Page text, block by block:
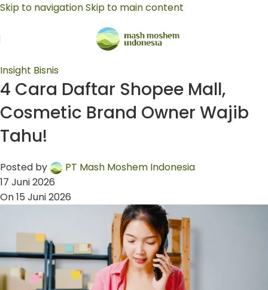
Skip to navigationSkip to main content
Insight Bisnis
4 Cara Daftar Shopee Mall,
Cosmetic Brand Owner Wajib
Tahu!
Posted by
PT Mash Moshem Indonesia
17 Juni 2026
On 15 Juni 2026